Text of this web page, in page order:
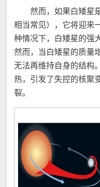
然而，如果白矮星
相当常见），它将迎来
种情况下，白矮星的强
然而，当白矮星的质量
无法再维持自身的结构
热，引发了失控的核聚
裂。